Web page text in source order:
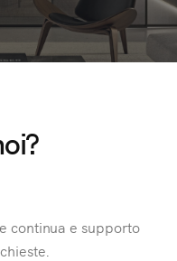
continua e supporto